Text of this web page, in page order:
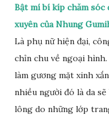
Bật mí bí kíp chăm sóc
xuyên của Nhung
Là phụ nữ hiện đại,
chỉn chu về ngoại
làm gương mặt xinh
nhiều người đó là da
lông do những lớp